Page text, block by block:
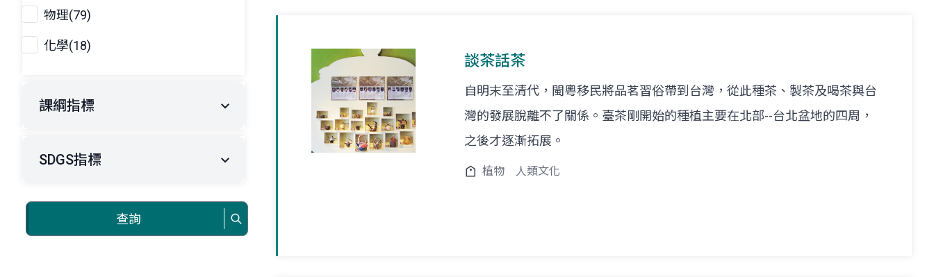
物理(79)
化學(18)
課綱指標
SDGS指標
查詢
談茶話茶
自明末至清代，閩粵移民將品茗習俗帶到台灣，從此種茶、製茶及喝茶與台
灣的發展脫離不了關係。臺茶剛開始的種植主要在北部--台北盆地的四周，
之後才逐漸拓展。
植物 人類文化